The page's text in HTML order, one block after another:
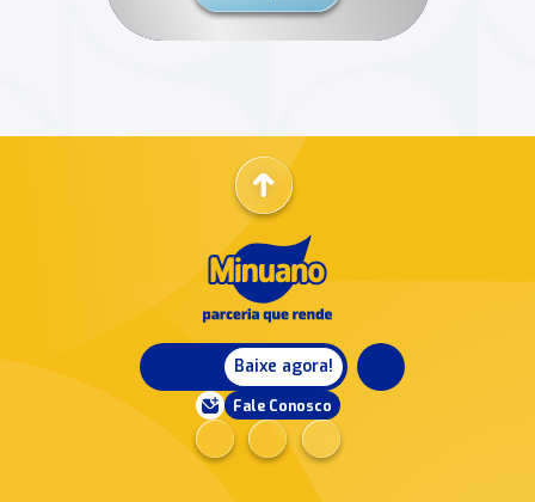
Baixe agora!
Fale Conosco